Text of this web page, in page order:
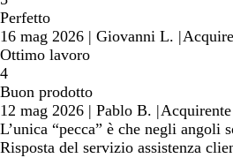
Perfetto
16 mag 2026 | Giovanni L. |
Ottimo lavoro
4
Buon prodotto
12 mag 2026 | Pablo B. |
L’unica “pecca” è che negli angoli
Risposta del servizio assistenza